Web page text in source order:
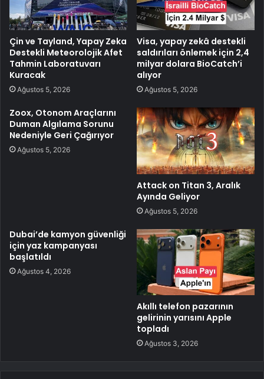
Çin ve Tayland, Yapay Zeka
Destekli Meteorolojik Afet
Tahmin Laboratuvarı
Kuracak
Ağustos 5, 2026
Visa, yapay zekâ destekli
saldırıları önlemek için 2,4
milyar dolara BioCatch’i
alıyor
Ağustos 5, 2026
Zoox, Otonom Araçlarını
Duman Algılama Sorunu
Nedeniyle Geri Çağırıyor
Ağustos 5, 2026
Attack on Titan 3, Aralık
Ayında Geliyor
Ağustos 5, 2026
Dubai’de kamyon güvenliği
için yaz kampanyası
başlatıldı
Ağustos 4, 2026
Akıllı telefon pazarının
gelirinin yarısını Apple
topladı
Ağustos 3, 2026